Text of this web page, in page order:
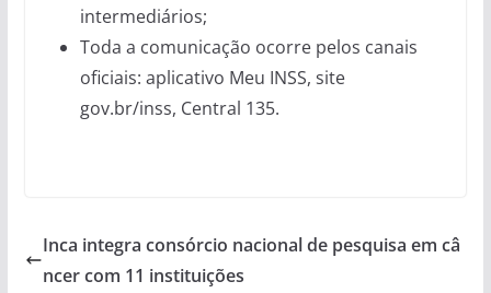
intermediários;
Toda a comunicação ocorre pelos canais
oficiais: aplicativo Meu INSS, site
gov.br/inss, Central 135.
Inca integra consórcio nacional de pesquisa em câ
ncer com 11 instituições